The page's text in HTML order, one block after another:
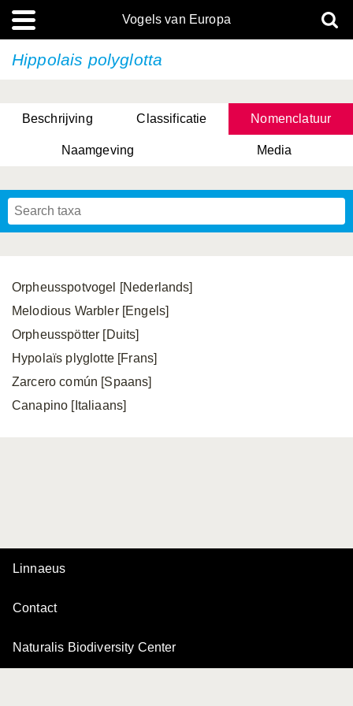
Vogels van Europa
Hippolais polyglotta
Beschrijving Classificatie Nomenclatuur
Naamgeving Media
Orpheusspotvogel [Nederlands]
Melodious Warbler [Engels]
Orpheusspötter [Duits]
Hypolaïs plyglotte [Frans]
Zarcero común [Spaans]
Canapino [Italiaans]
Linnaeus
Contact
Naturalis Biodiversity Center